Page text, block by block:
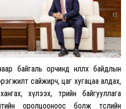
байгаль орчинд нөлөөлөх байдлын
сайжирч, цаг хугацаа алдах,
хүлээх, төрийн байгууллага
оролцооноос болж төслийн